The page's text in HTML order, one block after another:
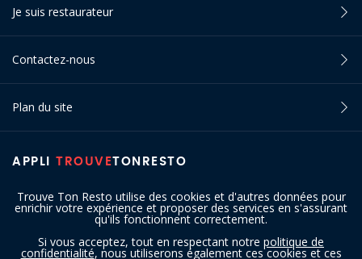
Trouve Ton Resto utilise des cookies et d'autres données pour
enrichir votre expérience et proposer des services en s'assurant
qu'ils fonctionnent correctement.
Si vous acceptez, tout en respectant notre politique de
confidentialité, nous utiliserons également ces cookies et ces
APPLI TROUVETONRESTO
Je suis restaurateur
Contactez-nous
Plan du site